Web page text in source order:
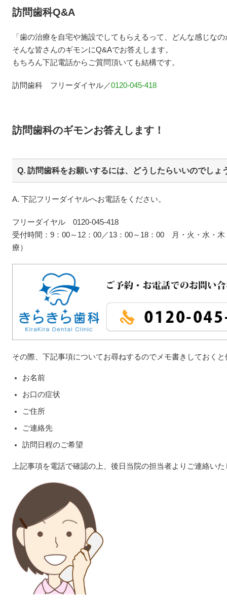
訪問歯科Q&A
「歯の治療を自宅や施設でしてもらえるって、どんな感じな
そんな皆さんのギモンにQ&Aでお答えします。
もちろん下記電話からご質問頂いても結構です。
訪問歯科 フリーダイヤル／0120-045-418
訪問歯科のギモンお答えします！
Q. 訪問歯科をお願いするには、どうしたらいいのでしょ
A. 下記フリーダイヤルへお電話をください。
フリーダイヤル 0120-045-418
受付時間：9：00～12：00／13：00～18：00 月・火・水・
療）
その際、下記事項についてお尋ねするのでメモ書きしておく
お名前
お口の症状
ご住所
ご連絡先
訪問日程のご希望
上記事項を電話で確認の上、後日当院の担当者よりご連絡い